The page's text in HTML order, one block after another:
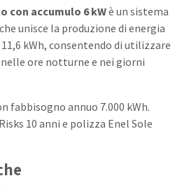
con accumulo 6 kWè un sistema
unisce la produzione di energia
kWh, consentendo di utilizzare
ore notturne e nei giorni
fabbisogno annuo 7.000 kWh.
10 anni e polizza Enel Sole